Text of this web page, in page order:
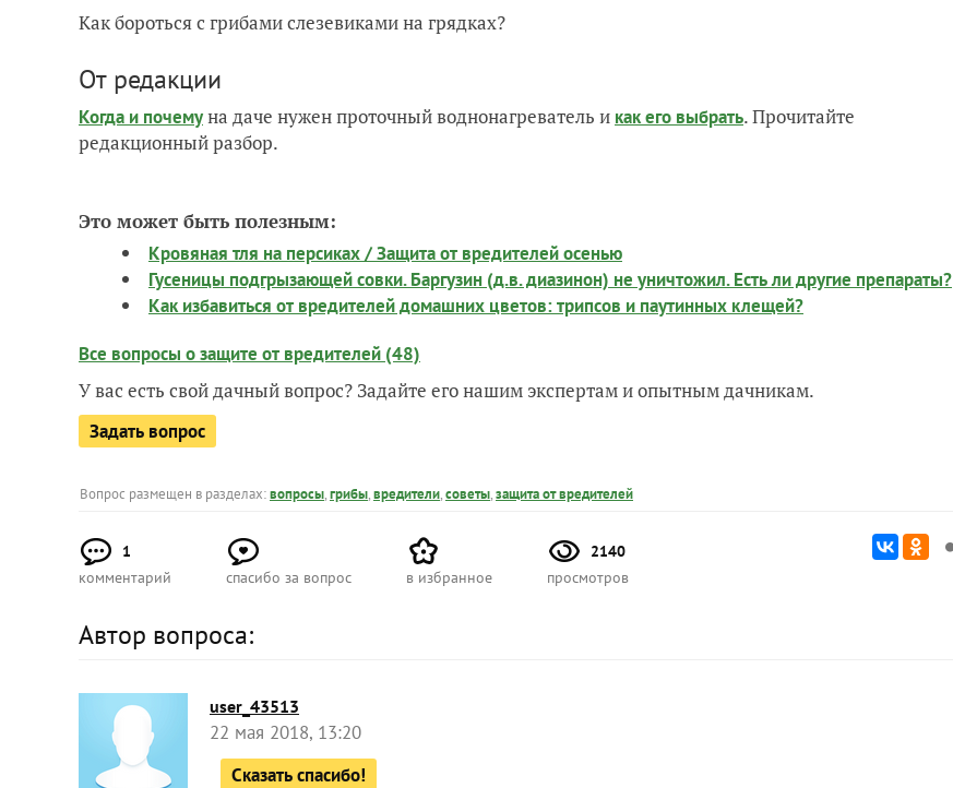
Как бороться с грибами слезевиками на грядках?
От редакции
Когда и почемуна даче нужен проточный воднонагреватель и как его выбрать. Прочитайте
редакционный разбор.
Это может быть полезным:
Кровяная тля на персиках / Защита от вредителей осенью
Гусеницы подгрызающей совки. Баргузин (д.в. диазинон) не уничтожил. Есть ли другие препараты?
Как избавиться от вредителей домашних цветов: трипсов и паутинных клещей?
Все вопросы о защите от вредителей (48)
У вас есть свой дачный вопрос? Задайте его нашим экспертам и опытным дачникам.
Задать вопрос
Вопрос размещен в разделах:вопросы,грибы,вредители,советы,защита от вредителей
1
комментарий
спасибо за вопрос в избранное
2140
просмотров
Автор вопроса:
user_43513
22 мая 2018, 13:20
Сказать спасибо!